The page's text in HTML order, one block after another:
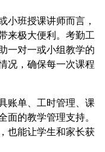
小班授课讲师而言，
来极大便利。考勤工
一对一或小组教学的
况，确保每一次课程
账单、工时管理、课
的教学管理支持。
也能让学生和家长获